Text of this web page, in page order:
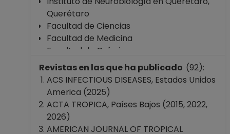
Querétaro
Facultad de Ciencias
Facultad de Medicina
Facultad de Química
Facultad de Medicina Veterinaria y
Zootecnia
Facultad de Psicología
Facultad de Enfermería y Obstetricia
Escuela Nacional de Enfermería y
Obstetricia
Revistas en las que ha publicado (92):
ACS INFECTIOUS DISEASES, Estados Unidos
America (2025)
ACTA TROPICA, Países Bajos (2015, 2022,
2026)
AMERICAN JOURNAL OF TROPICAL